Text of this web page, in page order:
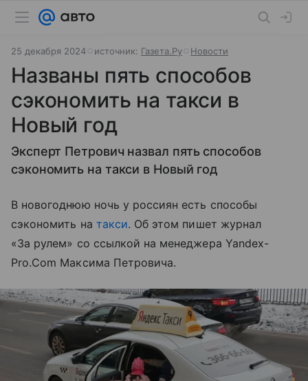
25 декабря 2024 источник: Газета.Ру Новости
Названы пять способов
сэкономить на такси в
Новый год
Эксперт Петрович назвал пять способов
сэкономить на такси в Новый год
В новогоднюю ночь у россиян есть способы
сэкономить на такси. Об этом пишет журнал
«За рулем» со ссылкой на менеджера Yandex-
Pro.Com Максима Петровича.